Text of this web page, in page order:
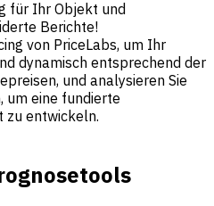
für Ihr Objekt und
Berichte!
von PriceLabs, um Ihr
dynamisch entsprechend der
und analysieren Sie
um eine fundierte
zu entwickeln.